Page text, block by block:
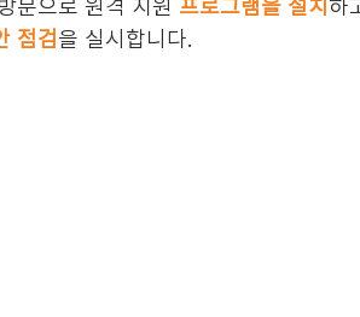
점검을 실시합니다.